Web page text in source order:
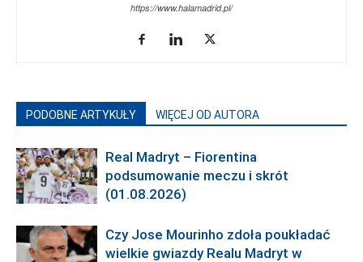
https://www.halamadrid.pl/
PODOBNE ARTYKUŁY WIĘCEJ OD AUTORA
Real Madryt – Fiorentina
podsumowanie meczu i skrót
(01.08.2026)
Czy Jose Mourinho zdoła poukładać
wielkie gwiazdy Realu Madryt w